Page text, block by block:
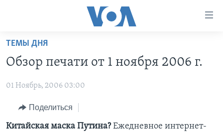
Перейти
основной
Перейти
навигации
ГЛАВНОЕ
ПРОГРАММЫ
АМЕРИКА
НОВОСТИ ЗА МИНУТУ
ИТОГИ
ПРОЕКТЫ
УЧИМ АНГЛИЙСКИЙ
НАША АМЕРИКАНСКАЯ ИСТОРИЯ
ЭКСПЕРТИЗА
ИНТЕРВЬЮ
ТЕМЫ ДНЯ
Обзор печати от 1 ноября 2006 г.
01 Ноябрь, 2006 03:00
Поделиться
Китайская маска Путина?Ежедневное интернет-